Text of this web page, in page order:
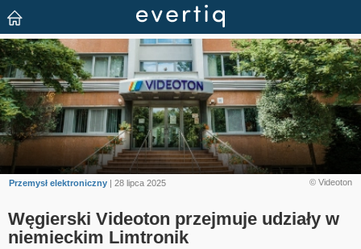
© Videoton
Przemysł elektroniczny | 28 lipca 2025
Węgierski Videoton przejmuje udziały w
niemieckim Limtronik